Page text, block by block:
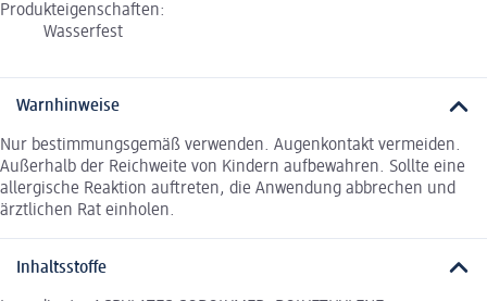
Produkteigenschaften:
Wasserfest
Warnhinweise
Nur bestimmungsgemäß verwenden. Augenkontakt vermeiden.
Außerhalb der Reichweite von Kindern aufbewahren. Sollte eine
allergische Reaktion auftreten, die Anwendung abbrechen und
ärztlichen Rat einholen.
Inhaltsstoffe